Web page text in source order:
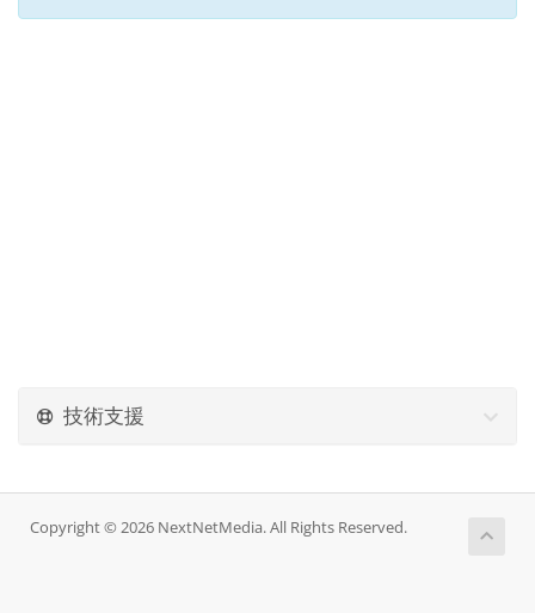
技術支援
Copyright © 2026 NextNetMedia. All Rights Reserved.